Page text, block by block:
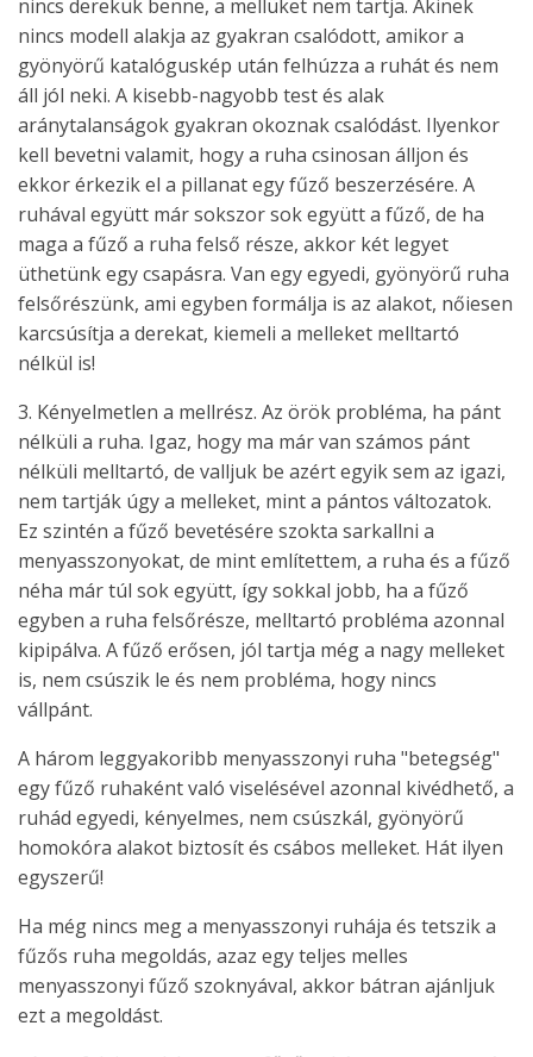
nincs derekuk benne, a mellüket nem tartja. Akinek
nincs modell alakja az gyakran csalódott, amikor a
gyönyörű katalóguskép után felhúzza a ruhát és nem
áll jól neki. A kisebb-nagyobb test és alak
aránytalanságok gyakran okoznak csalódást. Ilyenkor
kell bevetni valamit, hogy a ruha csinosan álljon és
ekkor érkezik el a pillanat egy fűző beszerzésére. A
ruhával együtt már sokszor sok együtt a fűző, de ha
maga a fűző a ruha felső része, akkor két legyet
üthetünk egy csapásra. Van egy egyedi, gyönyörű ruha
felsőrészünk, ami egyben formálja is az alakot, nőiesen
karcsúsítja a derekat, kiemeli a melleket melltartó
nélkül is!
3. Kényelmetlen a mellrész. Az örök probléma, ha pánt
nélküli a ruha. Igaz, hogy ma már van számos pánt
nélküli melltartó, de valljuk be azért egyik sem az igazi,
nem tartják úgy a melleket, mint a pántos változatok.
Ez szintén a fűző bevetésére szokta sarkallni a
menyasszonyokat, de mint említettem, a ruha és a fűző
néha már túl sok együtt, így sokkal jobb, ha a fűző
egyben a ruha felsőrésze, melltartó probléma azonnal
kipipálva. A fűző erősen, jól tartja még a nagy melleket
is, nem csúszik le és nem probléma, hogy nincs
vállpánt.
A három leggyakoribb menyasszonyi ruha "betegség"
egy fűző ruhaként való viselésével azonnal kivédhető, a
ruhád egyedi, kényelmes, nem csúszkál, gyönyörű
homokóra alakot biztosít és csábos melleket. Hát ilyen
egyszerű!
Ha még nincs meg a menyasszonyi ruhája és tetszik a
fűzős ruha megoldás, azaz egy teljes melles
menyasszonyi fűző szoknyával, akkor bátran ajánljuk
ezt a megoldást.